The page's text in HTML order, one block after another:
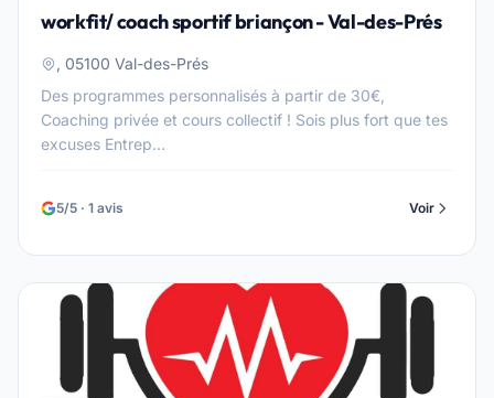
workfit/ coach sportif briançon - Val-des-Prés
, 05100 Val-des-Prés
Des programmes personnalisés à partir de 30€,
Coaching privée et cours collectif ! Sois plus fort que tes
excuses Entrep...
5/5 · 1 avis Voir